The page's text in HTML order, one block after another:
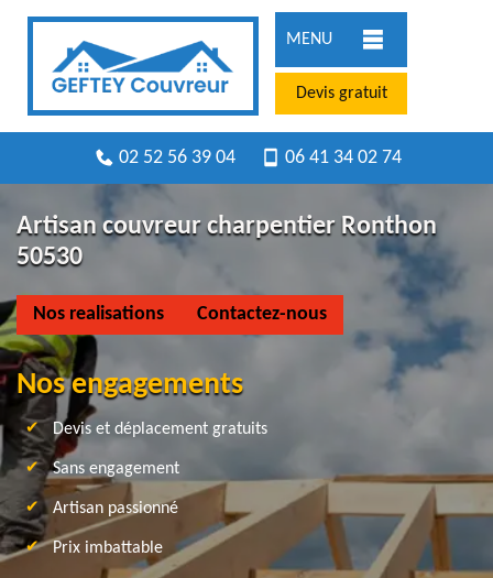
MENU
Devis gratuit
02 52 56 39 04 06 41 34 02 74
Artisan couvreur charpentier Ronthon
50530
Nos realisations Contactez-nous
Nos engagements
Devis et déplacement gratuits
Sans engagement
Artisan passionné
Prix imbattable